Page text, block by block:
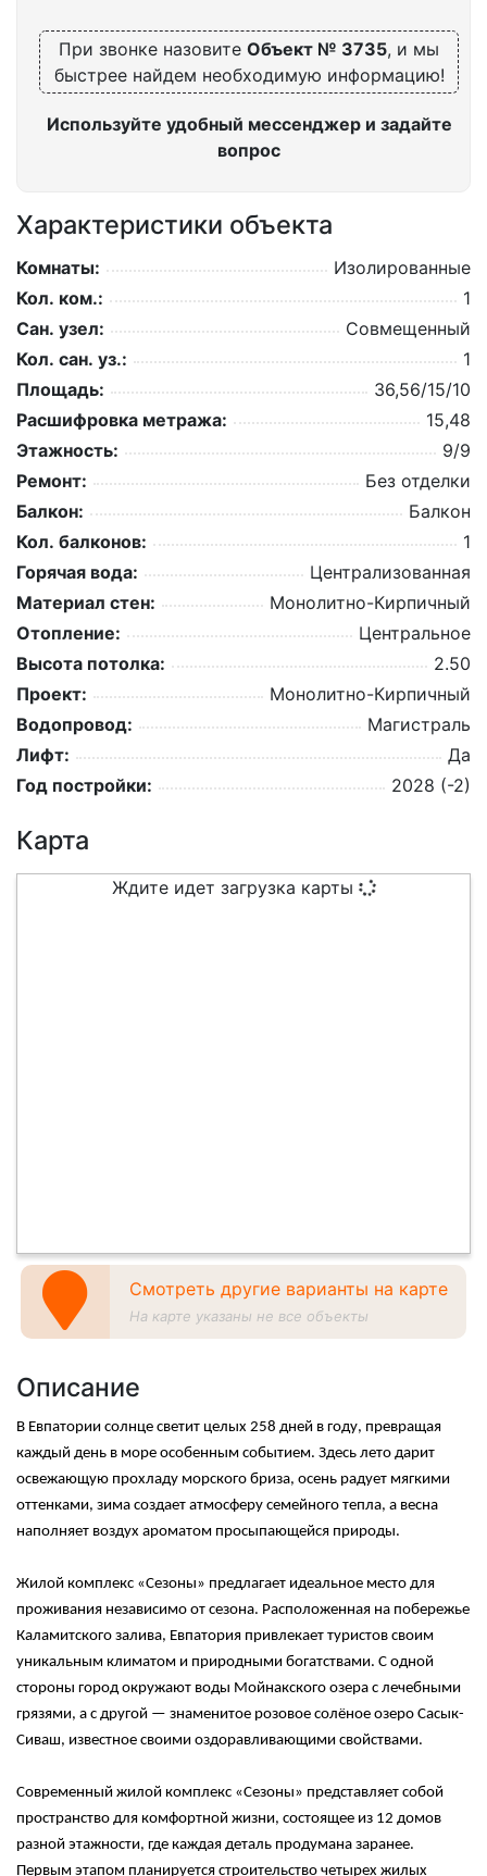
При звонке назовите Объект № 3735, и мы
быстрее найдем необходимую информацию!
Используйте удобный мессенджер и задайте
вопрос
Характеристики объекта
Комнаты:
Изолированные
Кол. ком.:
1
Сан. узел:
Совмещенный
Кол. сан. уз.:
1
Площадь:
36,56/15/10
Расшифровка метража:
15,48
Этажность:
9/9
Ремонт:
Без отделки
Балкон:
Балкон
Кол. балконов:
1
Горячая вода:
Централизованная
Материал стен:
Монолитно-Кирпичный
Отопление:
Центральное
Высота потолка:
2.50
Проект:
Монолитно-Кирпичный
Водопровод:
Магистраль
Лифт:
Да
Год постройки:
2028 (-2)
Карта
Ждите идет загрузка карты
Смотреть другие варианты на карте
На карте указаны не все объекты
Описание
В Евпатории солнце светит целых 258 дней в году, превращая
каждый день в море особенным событием. Здесь лето дарит
освежающую прохладу морского бриза, осень радует мягкими
оттенками, зима создает атмосферу семейного тепла, а весна
наполняет воздух ароматом просыпающейся природы.
Жилой комплекс «Сезоны» предлагает идеальное место для
проживания независимо от сезона. Расположенная на побережье
Каламитского залива, Евпатория привлекает туристов своим
уникальным климатом и природными богатствами. С одной
стороны город окружают воды Мойнакского озера с лечебными
грязями, а с другой — знаменитое розовое солёное озеро Сасык-
Сиваш, известное своими оздоравливающими свойствами.
Современный жилой комплекс «Сезоны» представляет собой
пространство для комфортной жизни, состоящее из 12 домов
разной этажности, где каждая деталь продумана заранее.
Первым этапом планируется строительство четырех жилых